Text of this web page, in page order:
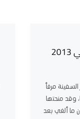
مرفأ
وقد منحتها
ما ألغي بعد